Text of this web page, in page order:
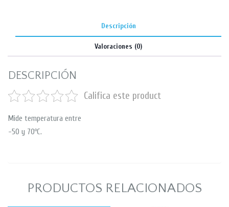
Descripción
Valoraciones (0)
DESCRIPCIÓN
Califica este product
Mide temperatura entre
-50 y 70ºC.
PRODUCTOS RELACIONADOS